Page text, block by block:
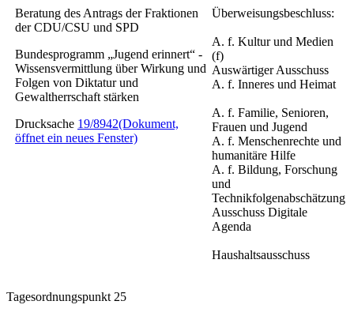
Beratung des Antrags der Fraktionen
der CDU/CSU und SPD
Bundesprogramm „Jugend erinnert“ -
Wissensvermittlung über Wirkung und
Folgen von Diktatur und
Gewaltherrschaft stärken
Drucksache 19/8942(Dokument,
öffnet ein neues Fenster)
Überweisungsbeschluss:
A. f. Kultur und Medien
(f)
Auswärtiger Ausschuss
A. f. Inneres und Heimat
A. f. Familie, Senioren,
Frauen und Jugend
A. f. Menschenrechte und
humanitäre Hilfe
A. f. Bildung, Forschung
und
Technikfolgenabschätzung
Ausschuss Digitale
Agenda
Haushaltsausschuss
Tagesordnungspunkt 25